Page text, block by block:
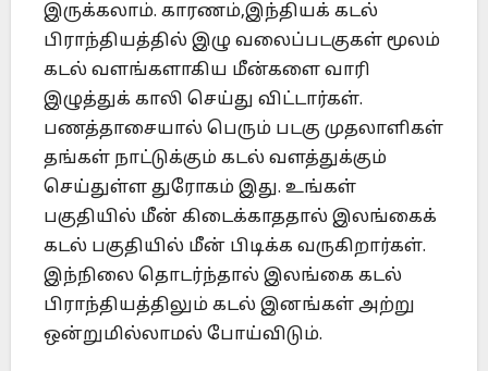
இருக்கலாம். காரணம்,இந்தியக் கடல்
பிராந்தியத்தில் இழு வலைப்படகுகள் மூலம்
கடல் வளங்களாகிய மீன்களை வாரி
இழுத்துக் காலி செய்து விட்டார்கள்.
பணத்தாசையால் பெரும் படகு முதலாளிகள்
தங்கள் நாட்டுக்கும் கடல் வளத்துக்கும்
செய்துள்ள துரோகம் இது. உங்கள்
பகுதியில் மீன் கிடைக்காததால் இலங்கைக்
கடல் பகுதியில் மீன் பிடிக்க வருகிறார்கள்.
இந்நிலை தொடர்ந்தால் இலங்கை கடல்
பிராந்தியத்திலும் கடல் இனங்கள் அற்று
ஒன்றுமில்லாமல் போய்விடும்.